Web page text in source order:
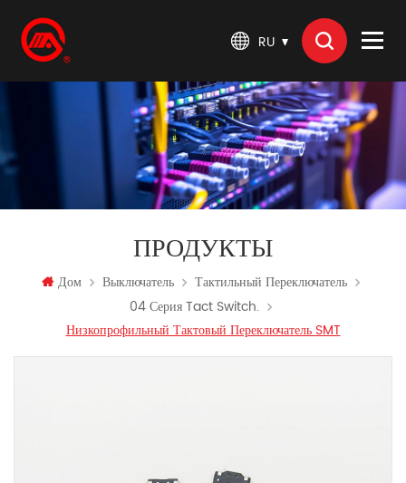
RU
ПРОДУКТЫ
Дом Выключатель
Тактильный Переключатель
04 Серия Tact Switch.
Низкопрофильный Тактовый Переключатель SMT